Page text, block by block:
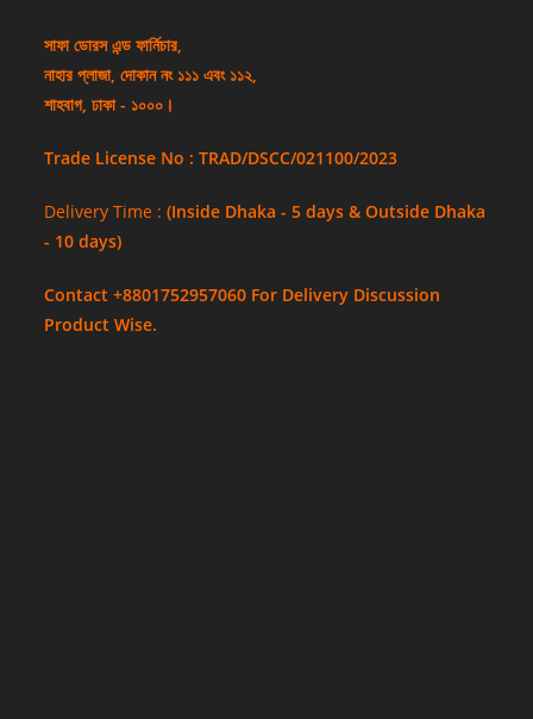
সাফা ডোরস এন্ড ফার্নিচার,
নাহার প্লাজা, দোকান নং ১১১ এবং ১১২,
শাহবাগ, ঢাকা - ১০০০।
Trade License No : TRAD/DSCC/021100/2023
Delivery Time :(Inside Dhaka - 5 days & Outside Dhaka
- 10 days)
Contact +8801752957060 For Delivery Discussion
Product Wise.